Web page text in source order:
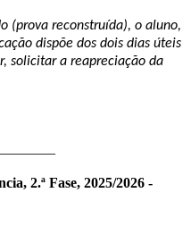
(prova reconstruída), o aluno,
dispõe dos dois dias úteis
solicitar a reapreciação da
2.ª Fase, 2025/2026 -